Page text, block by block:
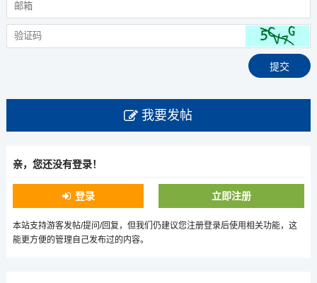
我要发帖
亲，您还没有登录！
登录 立即注册
本站支持游客发帖/提问/回复，但我们仍建议您注册登录后使用相关功能，这
能更方便的管理自己发布过的内容。